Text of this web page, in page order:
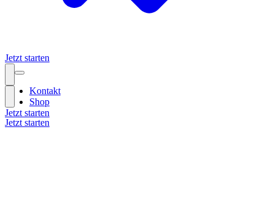
Jetzt starten
Jetzt starten
Kontakt
Shop
Jetzt starten